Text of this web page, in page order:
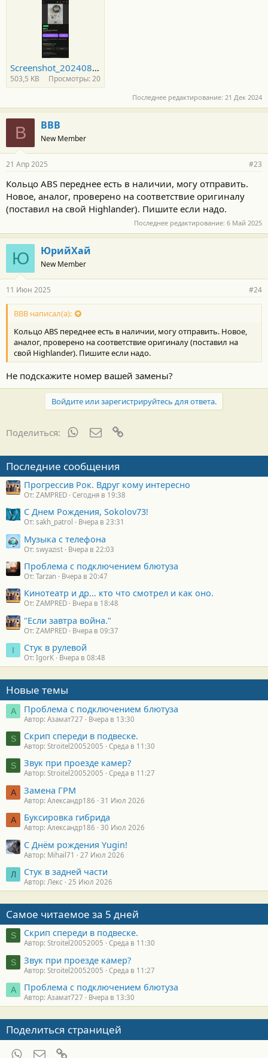
Screenshot_20240815_224227.jpg
503,5 KB Просмотры: 20
Последнее редактирование: 21 Дек 2024
В ВВВ
New Member
21 Апр 2025 #23
Кольцо ABS переднее есть в наличии, могу отправить.
Новое, аналог, проверено на соответствие оригиналу
(поставил на свой Highlander). Пишите если надо.
Последнее редактирование: 6 Май 2025
Ю ЮрийХай
New Member
11 Июн 2025 #24
ВВВ написал(а):
Кольцо ABS переднее есть в наличии, могу отправить. Новое,
аналог, проверено на соответствие оригиналу (поставил на
свой Highlander). Пишите если надо.
Не подскажите номер вашей замены?
Войдите или зарегистрируйтесь для ответа.
Поделиться: WhatsAppЭлектронная почта
Последние сообщения
Прогрессив Рок. Вдруг кому интересно
От: ZAMPRED Сегодня в 19:38
С Днем Рождения, Sokolov73!
От: sakh_patrol Вчера в 23:31
Музыка с телефона
От: swyazist Вчера в 22:03
Проблема с подключением блютуза
От: Tarzan Вчера в 20:47
Кинотеатр и др... кто что смотрел и как оно.
От: ZAMPRED Вчера в 18:48
"Если завтра война."
От: ZAMPRED Вчера в 09:37
I Стук в рулевой
От: IgorK Вчера в 08:48
Новые темы
А Проблема с подключением блютуза
Автор: Азамат727 Вчера в 13:30
S Скрип спереди в подвеске.
Автор: Stroitel20052005 Среда в 11:30
S Звук при проезде камер?
Автор: Stroitel20052005 Среда в 11:27
А Замена ГРМ
Автор: Александр186 31 Июл 2026
А Буксировка гибрида
Автор: Александр186 30 Июл 2026
С Днём рождения Yugin!
Автор: Mihail71 27 Июл 2026
Л Стук в задней части
Автор: Лекс 25 Июл 2026
Самое читаемое за 5 дней
S Скрип спереди в подвеске.
Автор: Stroitel20052005 Среда в 11:30
S Звук при проезде камер?
Автор: Stroitel20052005 Среда в 11:27
А Проблема с подключением блютуза
Автор: Азамат727 Вчера в 13:30
Поделиться страницей
WhatsAppЭлектронная почта